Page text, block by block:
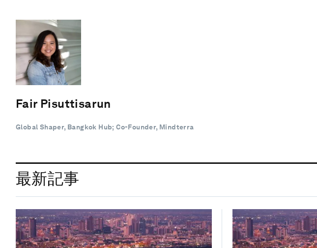
Fair Pisuttisarun
Global Shaper, Bangkok Hub; Co-Founder, Mindterra
最新記事